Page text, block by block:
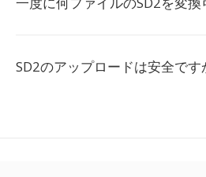
SD2のアップロードは安全です